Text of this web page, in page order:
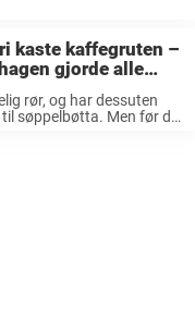
kaste kaffegruten –
gjorde alle
rør, og har dessuten
søppelbøtta. Men før du